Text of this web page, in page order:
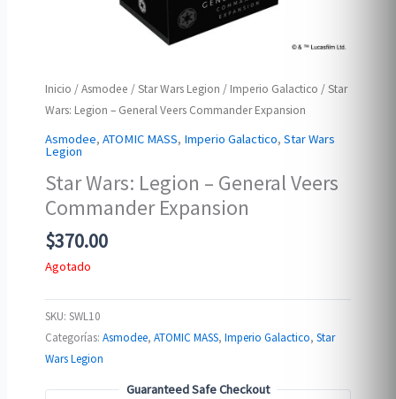
Inicio /Asmodee /Star Wars Legion / Imperio Galactico / Star
Wars: Legion – General Veers Commander Expansion
Asmodee,ATOMIC MASS, Imperio Galactico,Star Wars
Legion
Star Wars: Legion – General Veers
Commander Expansion
$370.00
Agotado
SKU:SWL10
Categorías:Asmodee,ATOMIC MASS,Imperio Galactico,Star
Wars Legion
Guaranteed Safe Checkout